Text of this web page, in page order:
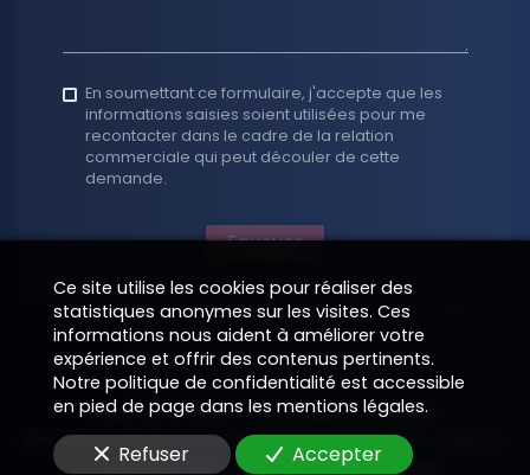
En soumettant ce formulaire, j'accepte que les
informations saisies soient utilisées pour me
recontacter dans le cadre de la relation
commerciale qui peut découler de cette
demande.
Envoyer
Copyright 2026—Informations légales
—
Site vitrine digital structuré et supervisé par
—Modifier vos préférences de cookies
Ce site utilise les cookies pour réaliser des
statistiques anonymes sur les visites. Ces
informations nous aident à améliorer votre
expérience et offrir des contenus pertinents.
Notre politique de confidentialité est accessible
en pied de page dans les mentions légales.
Refuser Accepter